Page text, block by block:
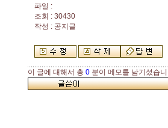
파일 :
조회 : 30430
작성 : 공지글
이 글에 대해서 총 0 분이 메모를 남기셨습